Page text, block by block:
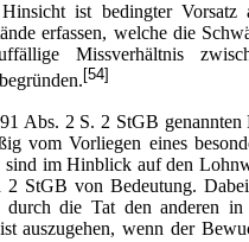
ist bedingter Vorsatz
erfassen, welche die
Missverhältnis
[54]
Abs. 2 S. 2 StGB genannten
vom Vorliegen eines
sind im Hinblick auf den
StGB von Bedeutung.
durch die Tat den anderen
auszugehen, wenn der